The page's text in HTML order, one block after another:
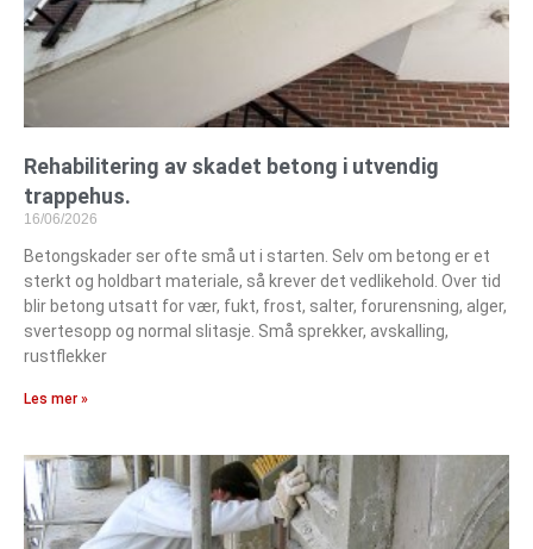
Rehabilitering av skadet betong i utvendig
trappehus.
16/06/2026
Betongskader ser ofte små ut i starten. Selv om betong er et
sterkt og holdbart materiale, så krever det vedlikehold. Over tid
blir betong utsatt for vær, fukt, frost, salter, forurensning, alger,
svertesopp og normal slitasje. Små sprekker, avskalling,
rustflekker
Les mer »